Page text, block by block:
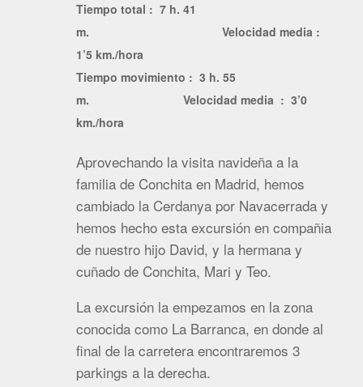
Tiempo total : 7 h. 41
m. Velocidad media :
1’5 km./hora
Tiempo movimiento : 3 h. 55
m. Velocidad media : 3’0
km./hora
Aprovechando la visita navideña a la
familia de Conchita en Madrid, hemos
cambiado la Cerdanya por Navacerrada y
hemos hecho esta excursión en compañia
de nuestro hijo David, y la hermana y
cuñado de Conchita, Mari y Teo.
La excursión la empezamos en la zona
conocida como La Barranca, en donde al
final de la carretera encontraremos 3
parkings a la derecha.